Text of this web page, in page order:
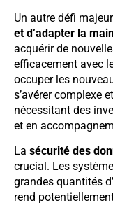
Un autre défi
et d’adapter la
acquérir de
efficacement avec
occuper les
s’avérer complexe
nécessitant des
et en
La sécurité des
crucial. Les
grandes quantités
rend